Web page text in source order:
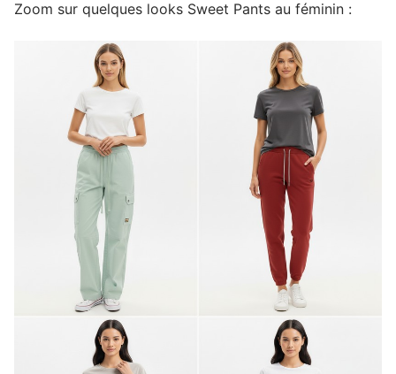
Zoom sur quelques looks Sweet Pants au féminin :